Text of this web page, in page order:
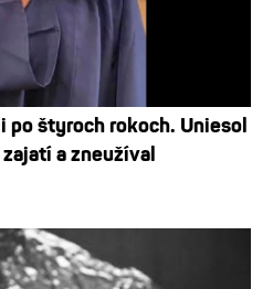
po štyroch rokoch. Uniesol
a zneužíval